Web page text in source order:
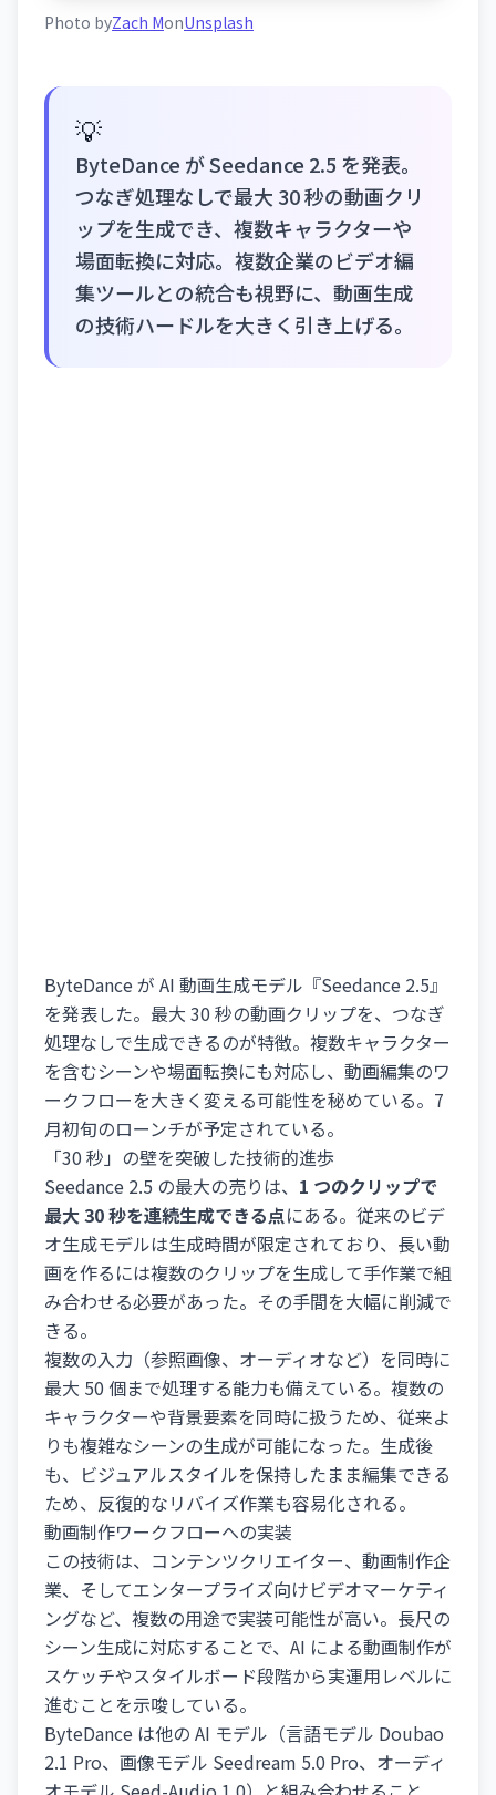
Photo byZach MonUnsplash
💡
ByteDance が Seedance 2.5 を発表。
つなぎ処理なしで最大 30 秒の動画クリ
ップを生成でき、複数キャラクターや
場面転換に対応。複数企業のビデオ編
集ツールとの統合も視野に、動画生成
の技術ハードルを大きく引き上げる。
ByteDance が AI 動画生成モデル『Seedance 2.5』
を発表した。最大 30 秒の動画クリップを、つなぎ
処理なしで生成できるのが特徴。複数キャラクター
を含むシーンや場面転換にも対応し、動画編集のワ
ークフローを大きく変える可能性を秘めている。7
月初旬のローンチが予定されている。
「30 秒」の壁を突破した技術的進歩
Seedance 2.5 の最大の売りは、 1 つのクリップで
最大 30 秒を連続生成できる点にある。従来のビデ
オ生成モデルは生成時間が限定されており、長い動
画を作るには複数のクリップを生成して手作業で組
み合わせる必要があった。その手間を大幅に削減で
きる。
複数の入力（参照画像、オーディオなど）を同時に
最大 50 個まで処理する能力も備えている。複数の
キャラクターや背景要素を同時に扱うため、従来よ
りも複雑なシーンの生成が可能になった。生成後
も、ビジュアルスタイルを保持したまま編集できる
ため、反復的なリバイズ作業も容易化される。
動画制作ワークフローへの実装
この技術は、コンテンツクリエイター、動画制作企
業、そしてエンタープライズ向けビデオマーケティ
ングなど、複数の用途で実装可能性が高い。長尺の
シーン生成に対応することで、AI による動画制作が
スケッチやスタイルボード段階から実運用レベルに
進むことを示唆している。
ByteDance は他の AI モデル（言語モデル Doubao
2.1 Pro、画像モデル Seedream 5.0 Pro、オーディ